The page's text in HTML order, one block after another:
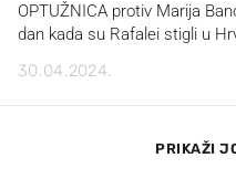
OPTUŽNICA protiv Marija
dan kada su Rafalei stigli u
30.04.2024.
PRIKAŽI